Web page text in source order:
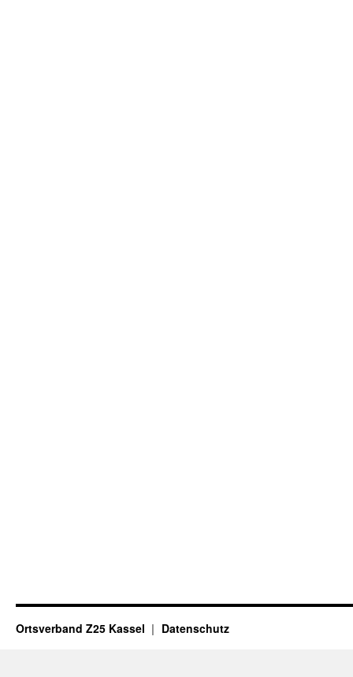
Ortsverband Z25 Kassel Datenschutz